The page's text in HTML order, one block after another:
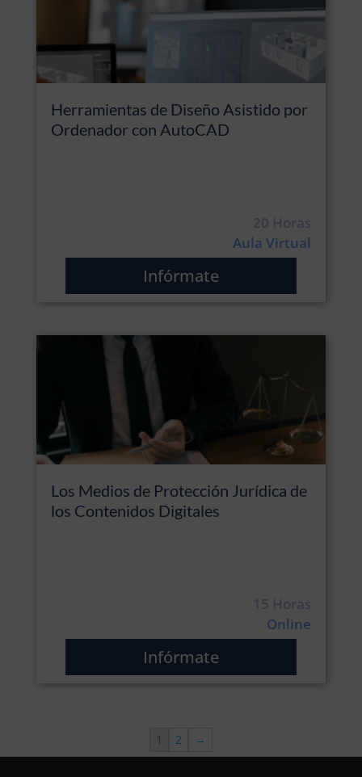
Herramientas de Diseño Asistido por
Ordenador con AutoCAD
20 Horas
Aula Virtual
Infórmate
Los Medios de Protección Jurídica de
los Contenidos Digitales
15 Horas
Online
Infórmate
1 2 →